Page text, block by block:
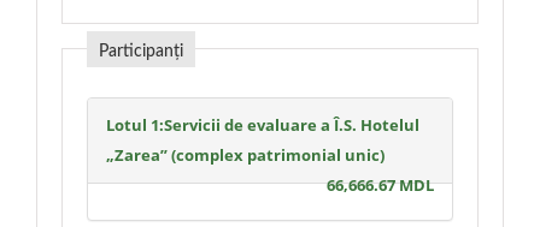
Participanți
Lotul 1:Servicii de evaluare a Î.S. Hotelul
„Zarea” (complex patrimonial unic)
66,666.67 MDL